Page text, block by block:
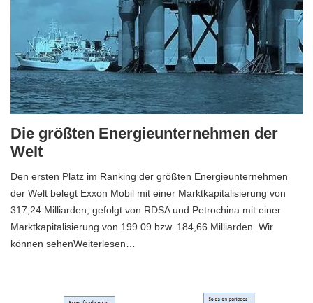
Die größten Energieunternehmen der
Welt
Den ersten Platz im Ranking der größten Energieunternehmen
der Welt belegt Exxon Mobil mit einer Marktkapitalisierung von
317,24 Milliarden, gefolgt von RDSA und Petrochina mit einer
Marktkapitalisierung von 199 09 bzw. 184,66 Milliarden. Wir
können sehenWeiterlesen…